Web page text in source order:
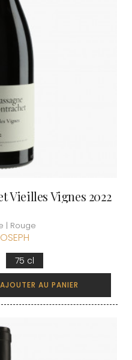
Vieilles Vignes 2022
| Rouge
75 cl
AJOUTER AU PANIER